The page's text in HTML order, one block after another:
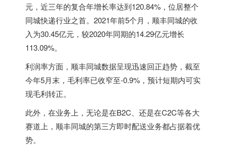
元，近三年的复合年增长率达到120.84%，位居整个
同城快递行业之首。2021年前5个月，顺丰同城的收
入为30.45亿元，较2020年同期的14.29亿元增长
113.09%。
利润率方面，顺丰同城数据呈现迅速回正趋势，截至
今年5月末，毛利率已收窄至-0.9%，预计短期内可实
现毛利转正。
此外，在业务上，无论是在B2C、还是在C2C等各大
赛道上，顺丰同城的第三方即时配送业务都占据着优
势。